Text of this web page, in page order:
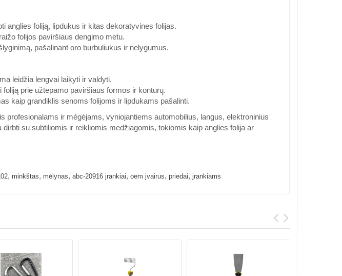
anglies foliją, lipdukus ir kitas dekoratyvines folijas.
folijos paviršiaus dengimo metu.
pašalinant oro burbuliukus ir nelygumus.
leidžia lengvai laikyti ir valdyti.
prie užtepamo paviršiaus formos ir kontūrų.
kaip grandiklis senoms folijoms ir lipdukams pašalinti.
profesionalams ir mėgėjams, vyniojantiems automobilius, langus, elektroninius
su subtiliomis ir reikliomis medžiagomis, tokiomis kaip anglies folija ar
, minkštas, mėlynas, abc-20916 įrankiai, oem įvairus, priedai, įrankiams